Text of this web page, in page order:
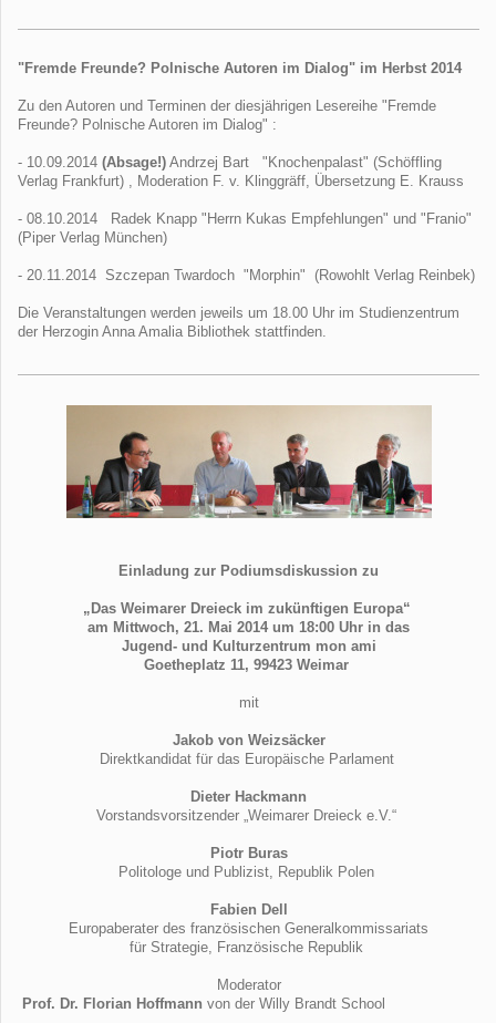
"Fremde Freunde? Polnische Autoren im Dialog" im Herbst 2014
Zu den Autoren und Terminen der diesjährigen Lesereihe "Fremde
Freunde? Polnische Autoren im Dialog" :
- 10.09.2014 (Absage!) Andrzej Bart "Knochenpalast" (Schöffling
Verlag Frankfurt) , Moderation F. v. Klinggräff, Übersetzung E. Krauss
- 08.10.2014 Radek Knapp "Herrn Kukas Empfehlungen" und "Franio"
(Piper Verlag München)
- 20.11.2014 Szczepan Twardoch "Morphin" (Rowohlt Verlag Reinbek)
Die Veranstaltungen werden jeweils um 18.00 Uhr im Studienzentrum
der Herzogin Anna Amalia Bibliothek stattfinden.
Einladung zur Podiumsdiskussion zu
„Das Weimarer Dreieck im zukünftigen Europa“
am Mittwoch, 21. Mai 2014 um 18:00 Uhr in das
Jugend- und Kulturzentrum mon ami
Goetheplatz 11, 99423 Weimar
mit
Jakob von Weizsäcker
Direktkandidat für das Europäische Parlament
Dieter Hackmann
Vorstandsvorsitzender „Weimarer Dreieck e.V.“
Piotr Buras
Politologe und Publizist, Republik Polen
Fabien Dell
Europaberater des französischen Generalkommissariats
für Strategie, Französische Republik
Moderator
Prof. Dr. Florian Hoffmann von der Willy Brandt School